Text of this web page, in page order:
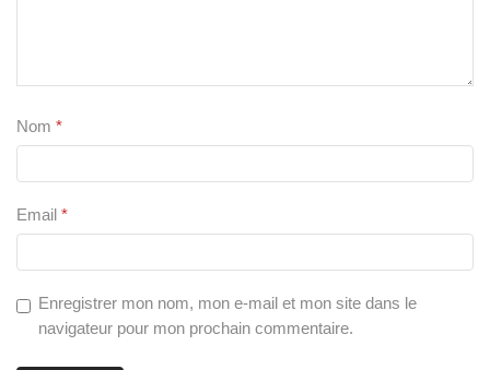
Nom *
Email *
Enregistrer mon nom, mon e-mail et mon site dans le
navigateur pour mon prochain commentaire.